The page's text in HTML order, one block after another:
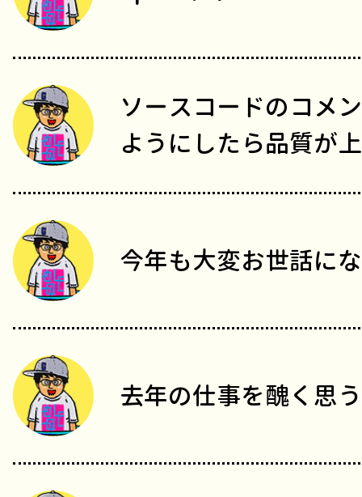
ソースコードのコメ
ようにしたら品質が
今年も大変お世話に
去年の仕事を醜く思う